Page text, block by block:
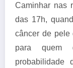
Caminhar nas
das 17h,
câncer de pele
para quem
probabilidade